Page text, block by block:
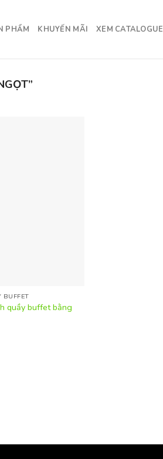
PHẨM KHUYẾN MÃI XEM CATALOGUE
BUFFET
quầy buffet bằng